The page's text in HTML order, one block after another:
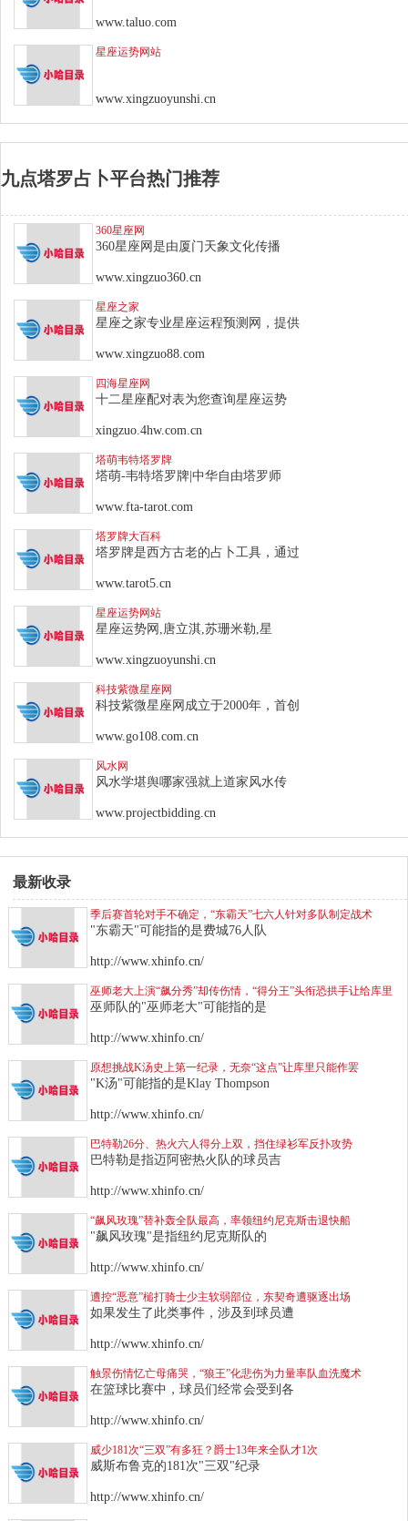
www.taluo.com
星座运势网站
www.xingzuoyunshi.cn
九点塔罗占卜平台热门推荐
360星座网
360星座网是由厦门天象文化传播
www.xingzuo360.cn
星座之家
星座之家专业星座运程预测网，提供
www.xingzuo88.com
四海星座网
十二星座配对表为您查询星座运势
xingzuo.4hw.com.cn
塔萌韦特塔罗牌
塔萌-韦特塔罗牌|中华自由塔罗师
www.fta-tarot.com
塔罗牌大百科
塔罗牌是西方古老的占卜工具，通过
www.tarot5.cn
星座运势网站
星座运势网,唐立淇,苏珊米勒,星
www.xingzuoyunshi.cn
科技紫微星座网
科技紫微星座网成立于2000年，首创
www.go108.com.cn
风水网
风水学堪舆哪家强就上道家风水传
www.projectbidding.cn
最新收录
季后赛首轮对手不确定，“东霸天”七六人针对多队制定战术
"东霸天"可能指的是费城76人队
http://www.xhinfo.cn/
巫师老大上演“飙分秀”却传伤情，“得分王”头衔恐拱手让给库里
巫师队的"巫师老大"可能指的是
http://www.xhinfo.cn/
原想挑战K汤史上第一纪录，无奈“这点”让库里只能作罢
"K汤"可能指的是Klay Thompson
http://www.xhinfo.cn/
巴特勒26分、热火六人得分上双，挡住绿衫军反扑攻势
巴特勒是指迈阿密热火队的球员吉
http://www.xhinfo.cn/
“飙风玫瑰”替补轰全队最高，率领纽约尼克斯击退快船
"飙风玫瑰"是指纽约尼克斯队的
http://www.xhinfo.cn/
遭控“恶意”槌打骑士少主软弱部位，东契奇遭驱逐出场
如果发生了此类事件，涉及到球员遭
http://www.xhinfo.cn/
触景伤情忆亡母痛哭，“狼王”化悲伤为力量率队血洗魔术
在篮球比赛中，球员们经常会受到各
http://www.xhinfo.cn/
威少181次“三双”有多狂？爵士13年来全队才1次
威斯布鲁克的181次"三双"纪录
http://www.xhinfo.cn/